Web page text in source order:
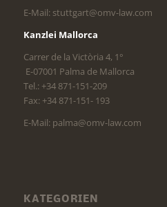
E-Mail: stuttgart@omv-law.com
Kanzlei Mallorca
Carrer de la Victòria 4, 1°
E-07001 Palma de Mallorca
Tel.: +34 871-151-209
Fax: +34 871-151- 193
E-Mail: palma@omv-law.com
KATEGORIEN